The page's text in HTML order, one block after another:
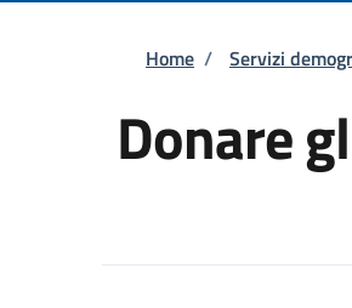
Briciole
Home / Servizi
Donare